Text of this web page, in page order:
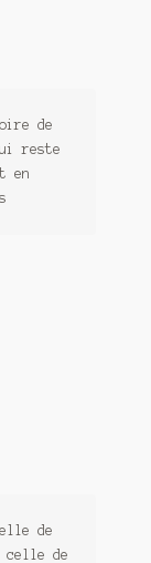
de
reste
en
de
celle de